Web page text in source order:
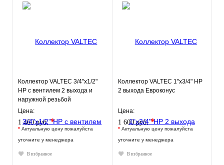
Коллектор VALTEC 3/4"х1/2"
НР с вентилем 2 выхода и
наружной резьбой
Цена:
1 460 руб.*
* Актуальную цену пожалуйста
уточните у менеджера
В избранное
Коллектор VALTEC 1"х3/4" НР
2 выхода Евроконус
Цена:
1 600 руб.*
* Актуальную цену пожалуйста
уточните у менеджера
В избранное